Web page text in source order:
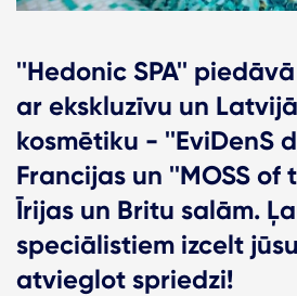
''Hedonic SPA''
ar ekskluzīvu un
kosmētiku - ''EviDenS
Francijas un ''MOSS of
Īrijas un Britu salām.
speciālistiem izcelt
atvieglot spriedzi!